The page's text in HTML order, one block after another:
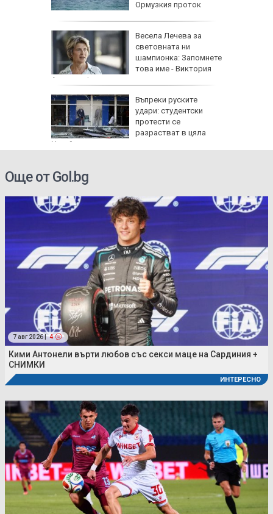
Ормузкия проток
Весела Лечева за
световната ни
шампионка: Запомнете
това име - Виктория
Ангелова!
Въпреки руските
удари: студентски
протести се
разрастват в цяла
Украйна
Още от Gol.bg
7 авг 2026 | 4
Кими Антонели върти любов със секси маце на Сардиния +
СНИМКИ
ИНТЕРЕСНО